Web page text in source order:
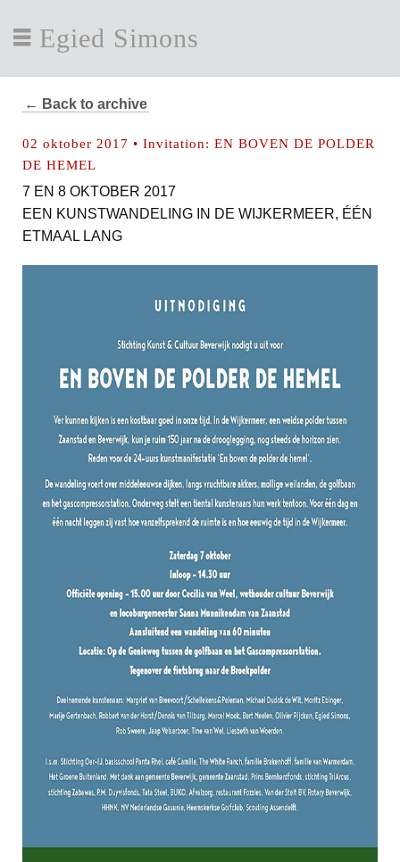
Egied Simons
← Back to archive
02 oktober 2017 • Invitation: EN BOVEN DE POLDER
DE HEMEL
7 EN 8 OKTOBER 2017
EEN KUNSTWANDELING IN DE WIJKERMEER, ÉÉN
ETMAAL LANG